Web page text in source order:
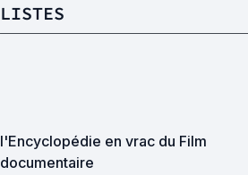
LISTES
l'Encyclopédie en vrac du Film
documentaire